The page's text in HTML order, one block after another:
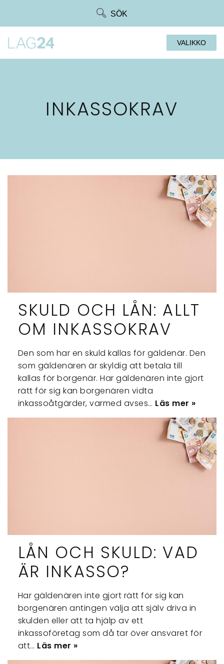
SÖK
VALIKKO
INKASSOKRAV
SKULD OCH LÅN: ALLT
OM INKASSOKRAV
Den som har en skuld kallas för gäldenär. Den
som gäldenären är skyldig att betala till
kallas för borgenär. Har gäldenären inte gjort
rätt för sig kan borgenären vidta
inkassoåtgärder, varmed avses… Läs mer »
LÅN OCH SKULD: VAD
ÄR INKASSO?
Har gäldenären inte gjort rätt för sig kan
borgenären antingen välja att själv driva in
skulden eller att ta hjälp av ett
inkassoföretag som då tar över ansvaret för
att… Läs mer »